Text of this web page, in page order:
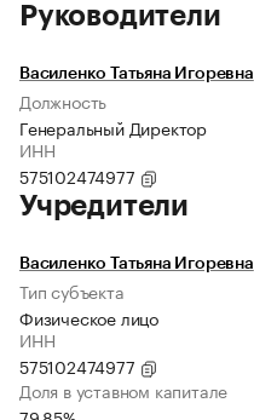
Руководители
Василенко Татьяна Игоревна
Должность
Генеральный Директор
ИНН
575102474977
Учредители
Василенко Татьяна Игоревна
Тип субъекта
Физическое лицо
ИНН
575102474977
Доля в уставном капитале